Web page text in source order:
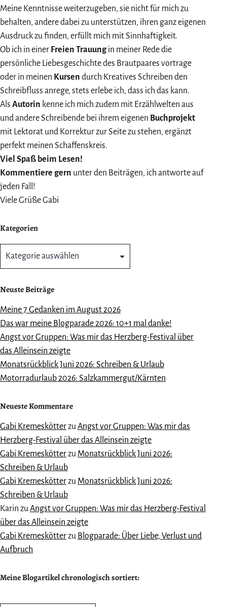
Meine Kenntnisse weiterzugeben, sie nicht für mich zu
behalten, andere dabei zu unterstützen, ihren ganz eigenen
Ausdruck zu finden, erfüllt mich mit Sinnhaftigkeit.
Ob ich in einer Freien Trauungin meiner Rede die
persönliche Liebesgeschichte des Brautpaares vortrage
oder in meinen Kursen durch Kreatives Schreiben den
Schreibfluss anrege, stets erlebe ich, dass ich das kann.
Als Autorin kenne ich mich zudem mit Erzählwelten aus
und andere Schreibende bei ihrem eigenen Buchprojekt
mit Lektorat und Korrektur zur Seite zu stehen, ergänzt
perfekt meinen Schaffenskreis.
Viel Spaß beim Lesen!
Kommentiere gern unter den Beiträgen, ich antworte auf
jeden Fall!
Viele Grüße Gabi
Kategorien
Kategorien
Neuste Beiträge
Meine 7 Gedanken im August 2026
Das war meine Blogparade 2026: 10+1 mal danke!
Angst vor Gruppen: Was mir das Herzberg-Festival über
das Alleinsein zeigte
Monatsrückblick Juni 2026: Schreiben & Urlaub
Motorradurlaub 2026: Salzkammergut/Kärnten
Neueste Kommentare
Gabi KremeskötterzuAngst vor Gruppen: Was mir das
Herzberg-Festival über das Alleinsein zeigte
Gabi Kremeskötterzu Monatsrückblick Juni 2026:
Schreiben & Urlaub
Gabi Kremeskötterzu Monatsrückblick Juni 2026:
Schreiben & Urlaub
Karin zuAngst vor Gruppen: Was mir das Herzberg-Festival
über das Alleinsein zeigte
Gabi Kremeskötterzu Blogparade: Über Liebe, Verlust und
Aufbruch
Meine Blogartikel chronologisch sortiert: